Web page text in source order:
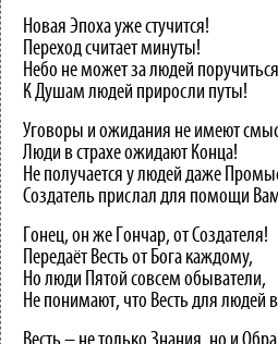
Новая Эпоха уже стучится!
Переход считает минуты!
Небо не может за людей
К Душам людей приросли путы!
Уговоры и ожидания не имеют
Люди в страхе ожидают Конца!
Не получается у людей даже
Создатель прислал для помощи
Гонец, он же Гончар, от Создателя!
Передаёт Весть от Бога каждому,
Но люди Пятой совсем обыватели,
Не понимают, что Весть для людей